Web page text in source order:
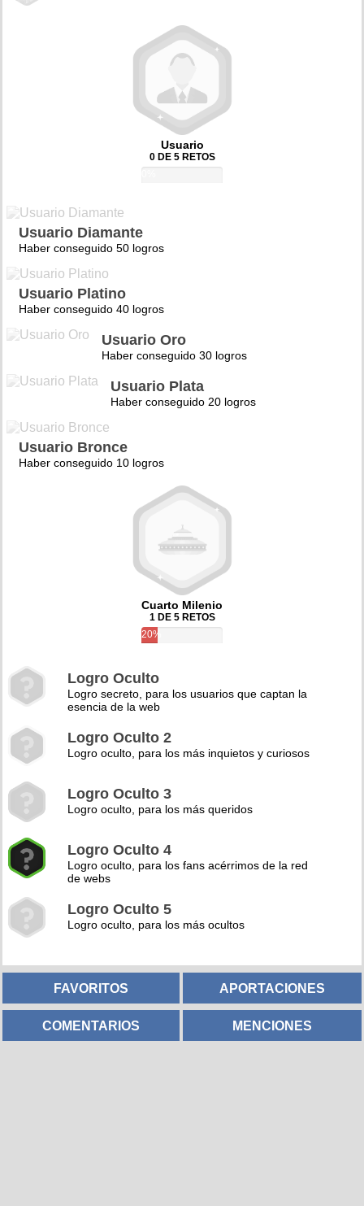
Usuario
0 DE 5 RETOS
Usuario Diamante
Haber conseguido 50 logros
Usuario Platino
Haber conseguido 40 logros
Usuario Oro
Haber conseguido 30 logros
Usuario Plata
Haber conseguido 20 logros
Usuario Bronce
Haber conseguido 10 logros
Cuarto Milenio
1 DE 5 RETOS
20%
Logro Oculto
Logro secreto, para los usuarios que captan la
esencia de la web
Logro Oculto 2
Logro oculto, para los más inquietos y curiosos
Logro Oculto 3
Logro oculto, para los más queridos
Logro Oculto 4
Logro oculto, para los fans acérrimos de la red
de webs
Logro Oculto 5
Logro oculto, para los más ocultos
FAVORITOS APORTACIONES
COMENTARIOS MENCIONES